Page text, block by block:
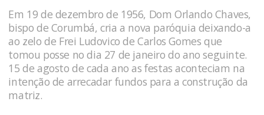
Em 19 de dezembro de 1956, Dom Orlando Chaves,
bispo de Corumbá, cria a nova paróquia deixando-a
ao zelo de Frei Ludovico de Carlos Gomes que
tomou posse no dia 27 de janeiro do ano seguinte.
15 de agosto de cada ano as festas aconteciam na
intenção de arrecadar fundos para a construção da
matriz.